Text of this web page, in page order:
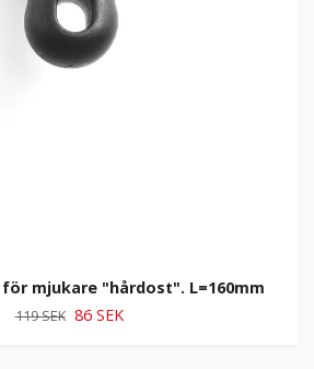
för mjukare "hårdost". L=160mm
119 SEK 86 SEK